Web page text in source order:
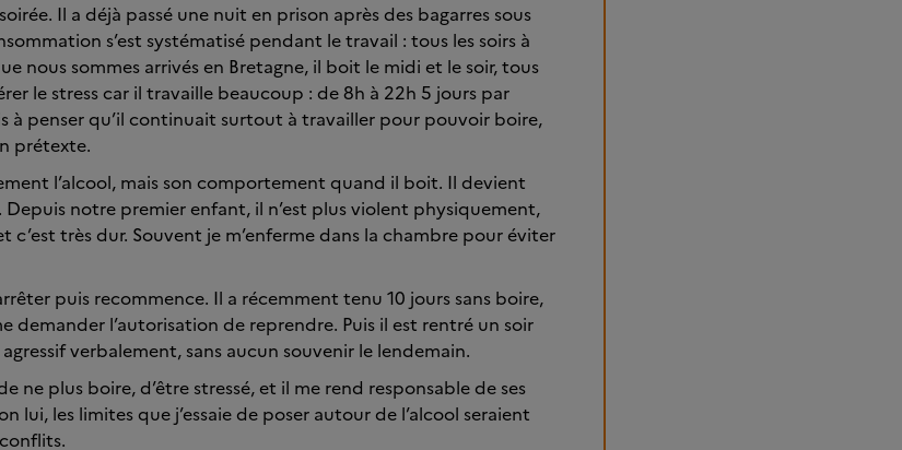
Il a déjà passé une nuit en prison après des bagarres sous
s’est systématisé pendant le travail : tous les soirs à
nous sommes arrivés en Bretagne, il boit le midi et le soir, tous
le stress car il travaille beaucoup : de 8h à 22h 5 jours par
à penser qu’il continuait surtout à travailler pour pouvoir boire,
prétexte.
l’alcool, mais son comportement quand il boit. Il devient
notre premier enfant, il n’est plus violent physiquement,
c’est très dur. Souvent je m’enferme dans la chambre pour éviter
puis recommence. Il a récemment tenu 10 jours sans boire,
demander l’autorisation de reprendre. Puis il est rentré un soir
verbalement, sans aucun souvenir le lendemain.
ne plus boire, d’être stressé, et il me rend responsable de ses
lui, les limites que j’essaie de poser autour de l’alcool seraient